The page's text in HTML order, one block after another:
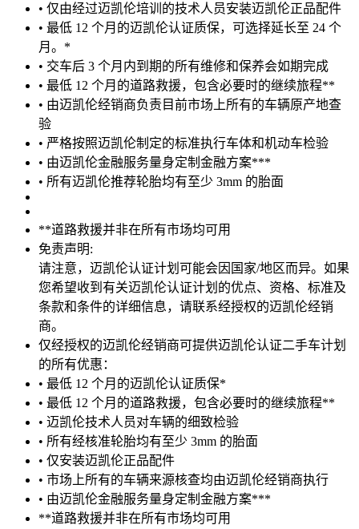
• 仅由经过迈凯伦培训的技术人员安装迈凯伦正品配件
• 最低 12 个月的迈凯伦认证质保，可选择延长至 24 个
月。*
• 交车后 3 个月内到期的所有维修和保养会如期完成
• 最低 12 个月的道路救援，包含必要时的继续旅程**
• 由迈凯伦经销商负责目前市场上所有的车辆原产地查
验
• 严格按照迈凯伦制定的标准执行车体和机动车检验
• 由迈凯伦金融服务量身定制金融方案***
• 所有迈凯伦推荐轮胎均有至少 3mm 的胎面
**道路救援并非在所有市场均可用
免责声明:
请注意，迈凯伦认证计划可能会因国家/地区而异。如果
您希望收到有关迈凯伦认证计划的优点、资格、标准及
条款和条件的详细信息，请联系经授权的迈凯伦经销
商。
仅经授权的迈凯伦经销商可提供迈凯伦认证二手车计划
的所有优惠：
• 最低 12 个月的迈凯伦认证质保*
• 最低 12 个月的道路救援，包含必要时的继续旅程**
• 迈凯伦技术人员对车辆的细致检验
• 所有经核准轮胎均有至少 3mm 的胎面
• 仅安装迈凯伦正品配件
• 市场上所有的车辆来源核查均由迈凯伦经销商执行
• 由迈凯伦金融服务量身定制金融方案***
**道路救援并非在所有市场均可用